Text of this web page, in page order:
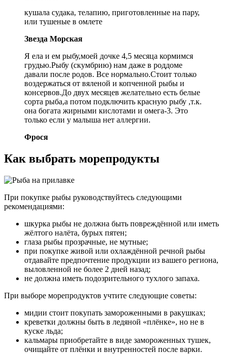
кушала судака, телапию, приготовленные на пару,
или тушеные в омлете
Звезда Морская
Я ела и ем рыбу,моей дочке 4,5 месяца кормимся
грудью.Рыбу (скумбрию) нам даже в роддоме
давали после родов. Все нормально.Стоит только
воздержаться от вяленой и копченной рыбы и
консервов.До двух месяцев желательно есть белые
сорта рыба,а потом подключить красную рыбу ,т.к.
она богата жирными кислотами и омега-3. Это
только если у малыша нет аллергии.
Фрося
Как выбрать морепродукты
При покупке рыбы руководствуйтесь следующими
рекомендациями:
шкурка рыбы не должна быть повреждённой или иметь
жёлтого налёта, бурых пятен;
глаза рыбы прозрачные, не мутные;
при покупке живой или охлаждённой речной рыбы
отдавайте предпочтение продукции из вашего региона,
выловленной не более 2 дней назад;
не должна иметь подозрительного тухлого запаха.
При выборе морепродуктов учтите следующие советы:
мидии стоит покупать замороженными в ракушках;
креветки должны быть в ледяной «плёнке», но не в
куске льда;
кальмары приобретайте в виде замороженных тушек,
очищайте от плёнки и внутренностей после варки.